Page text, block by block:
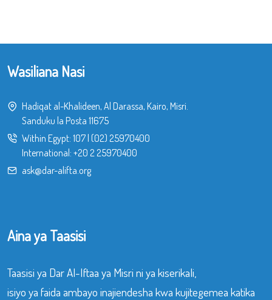
Wasiliana Nasi
Hadiqat al-Khalideen, Al Darassa, Kairo, Misri.
Sanduku la Posta 11675
Within Egypt: 107| (02) 25970400
International: +20 2 25970400
ask@dar-alifta.org
Aina ya Taasisi
Taasisi ya Dar Al-Iftaa ya Misri ni ya kiserikali,
isiyo ya faida ambayo inajiendesha kwa kujitegemea katika